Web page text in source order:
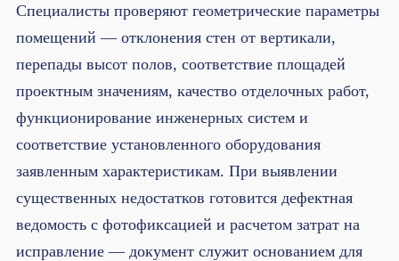
Специалисты проверяют геометрические параметры
помещений — отклонения стен от вертикали,
перепады высот полов, соответствие площадей
проектным значениям, качество отделочных работ,
функционирование инженерных систем и
соответствие установленного оборудования
заявленным характеристикам. При выявлении
существенных недостатков готовится дефектная
ведомость с фотофиксацией и расчетом затрат на
исправление — документ служит основанием для